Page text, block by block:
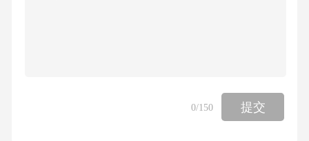
ffordable价格合理、Alwaysacceptable品质可
0/150 提交